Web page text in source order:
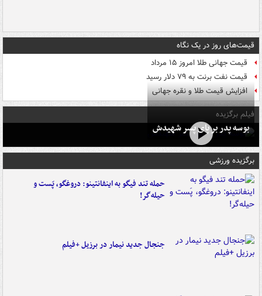
قیمت‌های روز در یک نگاه
قیمت جهانی طلا امروز ۱۵ مرداد
قیمت نفت برنت به ۷۹ دلار رسید
افزایش قیمت طلا و نقره جهانی
فیلم برگزیده
بوسه‌ پدر بر پای پسر شهیدش
برگزیده ورزشی
حمله تند فیگو به اینفانتینو: دروغگو، پَست‌ و
حیله‌گر!
جنجال جدید نیمار در برزیل +فیلم